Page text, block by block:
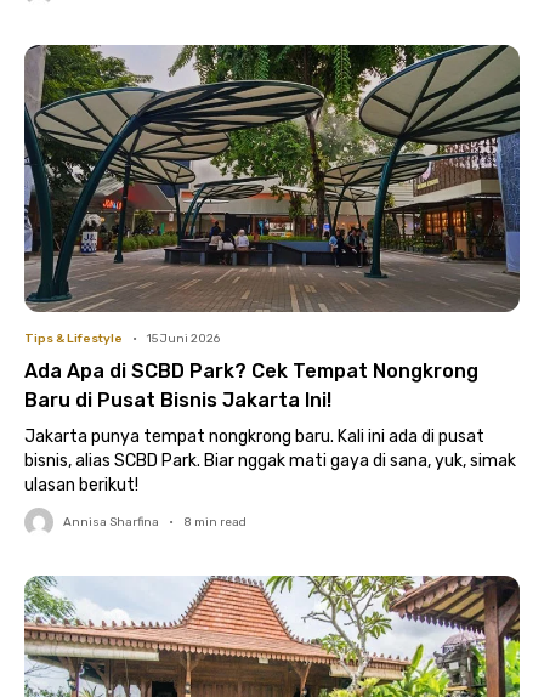
Tips & Lifestyle • 15 Juni 2026
Ada Apa di SCBD Park? Cek Tempat Nongkrong
Baru di Pusat Bisnis Jakarta Ini!
Jakarta punya tempat nongkrong baru. Kali ini ada di pusat
bisnis, alias SCBD Park. Biar nggak mati gaya di sana, yuk, simak
ulasan berikut!
Annisa Sharfina • 8 min read